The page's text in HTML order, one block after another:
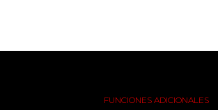
FUNCIONES ADICIONALES